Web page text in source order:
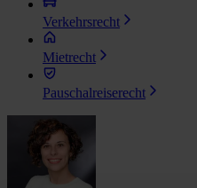
Verkehrsrecht
Mietrecht
Pauschalreiserecht